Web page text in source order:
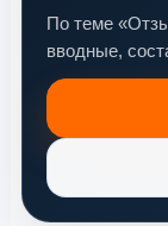
По теме
вводные,